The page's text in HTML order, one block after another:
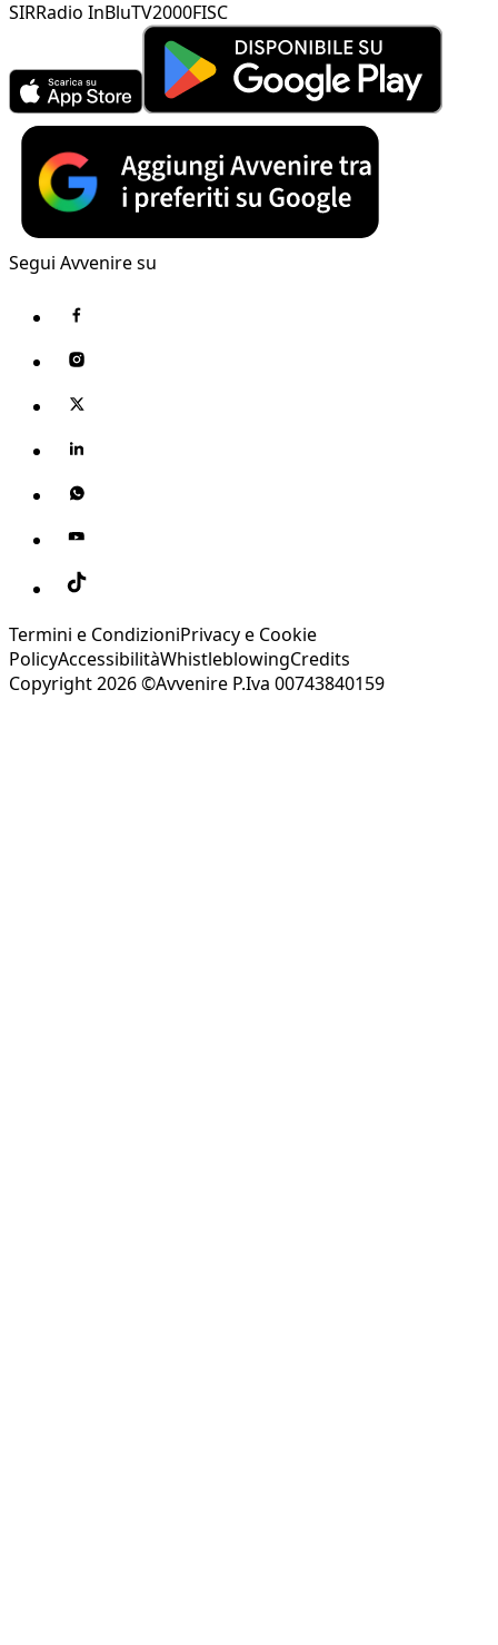
SIRRadio InBluTV2000FISC
Segui Avvenire su
Termini e CondizioniPrivacy e Cookie
PolicyAccessibilitàWhistleblowingCredits
Copyright 2026 ©Avvenire P.Iva 00743840159